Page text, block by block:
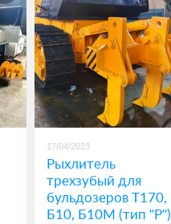
17/04/2023
Рыхлитель
трехзубый для
бульдозеров Т170,
Б10, Б10М (тип "Р")